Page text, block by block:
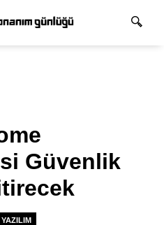
Güvenlik
YAZILIM